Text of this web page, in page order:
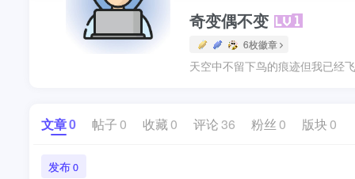
奇变偶不变
6枚徽章
天空中不留下鸟的痕迹但我已经
文章0 帖子 0 收藏 0 评论 36 粉丝 0 版块 0
发布0